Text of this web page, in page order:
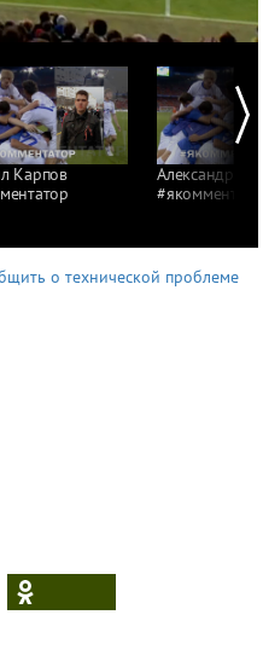
Карпов
Александр
о технической проблеме